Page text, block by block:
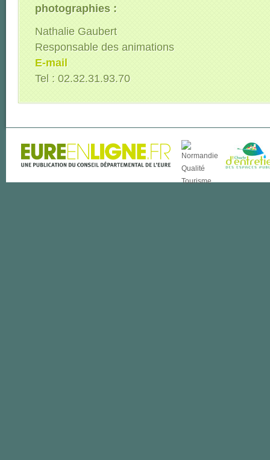
photographies :
Nathalie Gaubert
Responsable des animations
E-mail
Tel : 02.32.31.93.70